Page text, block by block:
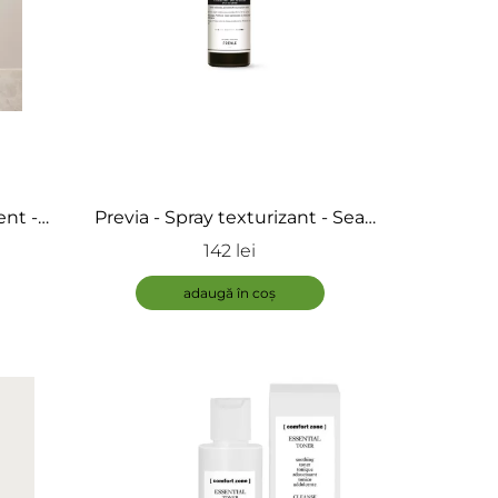
-
Previa - Spray texturizant - Sea
Salt, Style & Finish
142 lei
adaugă în coș